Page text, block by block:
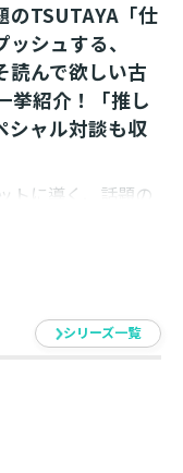
のTSUTAYA「仕
シュする、
読んで欲しい古
挙紹介！「推し
シャル対談も収
トに導く、話題の
る膨大な作品群の
かかった全45作品
勤務。浦賀和宏
、数多くの作品
掛け番長」と呼
った企画「コミ
シリーズ一覧